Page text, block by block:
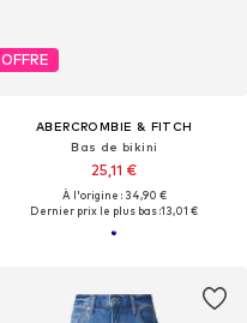
OFFRE
ABERCROMBIE & FITCH
Bas de bikini
25,11 €
À l'origine : 34,90 €
Dernier prix le plus bas :13,01 €